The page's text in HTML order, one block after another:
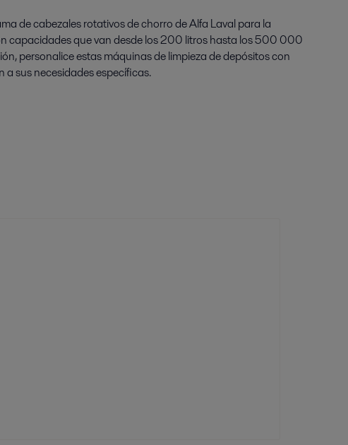
de cabezales rotativos de chorro de Alfa Laval para la
capacidades que van desde los 200 litros hasta los 500 000
personalice estas máquinas de limpieza de depósitos con
a sus necesidades específicas.